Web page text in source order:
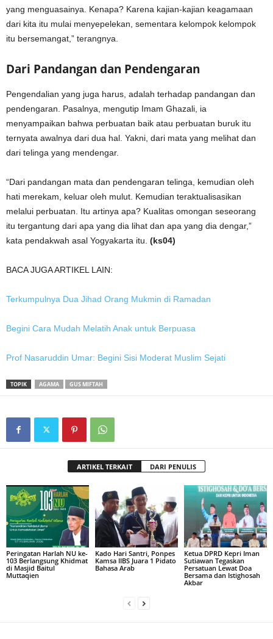
yang menguasainya. Kenapa? Karena kajian-kajian keagamaan
dari kita itu mulai menyepelekan, sementara kelompok kelompok
itu bersemangat,” terangnya.
Dari Pandangan dan Pendengaran
Pengendalian yang juga harus, adalah terhadap pandangan dan
pendengaran. Pasalnya, mengutip Imam Ghazali, ia
menyampaikan bahwa perbuatan baik atau perbuatan buruk itu
ternyata awalnya dari dua hal. Yakni, dari mata yang melihat dan
dari telinga yang mendengar.
“Dari pandangan mata dan pendengaran telinga, kemudian oleh
hati merekam, keluar oleh mulut. Kemudian teraktualisasikan
melalui perbuatan. Itu artinya apa? Kualitas omongan seseorang
itu tergantung dari apa yang dia lihat dan apa yang dia dengar,”
kata pendakwah asal Yogyakarta itu. (ks04)
BACA JUGA ARTIKEL LAIN:
Terkumpulnya Dua Jihad Orang Mukmin di Ramadan
Begini Cara Mudah Melatih Anak untuk Berpuasa
Prof Nasaruddin Umar: Begini Sisi Moderat Muslim Sejati
TOPIK AGAMA GUS MIFTAH
ARTIKEL TERKAIT DARI PENULIS
Peringatan Harlah NU ke-
103 Berlangsung Khidmat
di Masjid Baitul
Muttaqien
Kado Hari Santri, Ponpes
Kamsa IIBS Juara 1 Pidato
Bahasa Arab
Ketua DPRD Kepri Iman
Sutiawan Tegaskan
Persatuan Lewat Doa
Bersama dan Istighosah
Akbar